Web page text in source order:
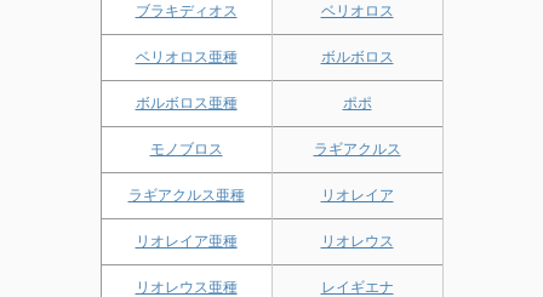
ブラキディオス ベリオロス
ベリオロス亜種 ボルボロス
ボルボロス亜種 ポポ
モノブロス ラギアクルス
ラギアクルス亜種 リオレイア
リオレイア亜種 リオレウス
リオレウス亜種 レイギエナ